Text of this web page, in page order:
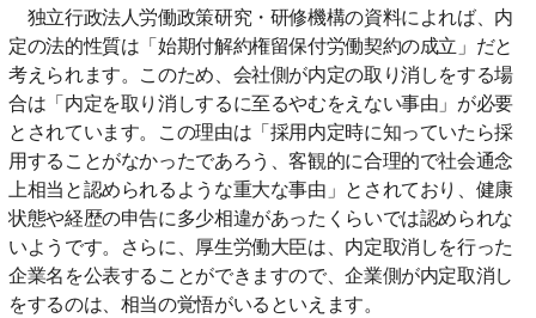
独立行政法人労働政策研究・研修機構の資料によれば、内
定の法的性質は「始期付解約権留保付労働契約の成立」だと
考えられます。このため、会社側が内定の取り消しをする場
合は「内定を取り消しするに至るやむをえない事由」が必要
とされています。この理由は「採用内定時に知っていたら採
用することがなかったであろう、客観的に合理的で社会通念
上相当と認められるような重大な事由」とされており、健康
状態や経歴の申告に多少相違があったくらいでは認められな
いようです。さらに、厚生労働大臣は、内定取消しを行った
企業名を公表することができますので、企業側が内定取消し
をするのは、相当の覚悟がいるといえます。